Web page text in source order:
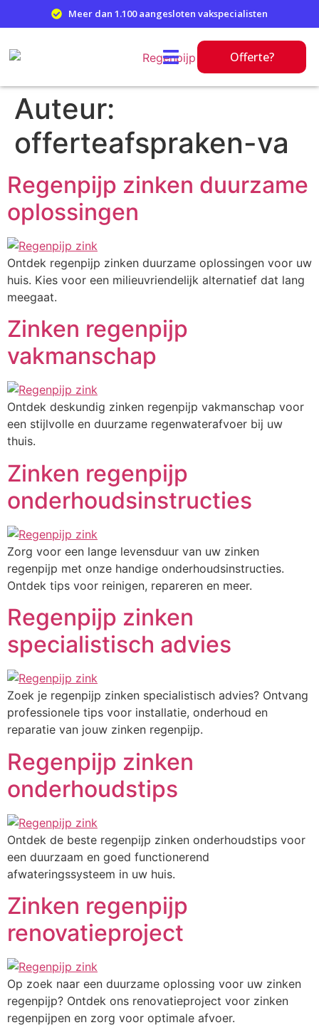
Meer dan 1.100 aangesloten vakspecialisten
Offerte?
Auteur:
offerteafspraken-va
Regenpijp zinken duurzame
oplossingen
Ontdek regenpijp zinken duurzame oplossingen voor uw
huis. Kies voor een milieuvriendelijk alternatief dat lang
meegaat.
Zinken regenpijp
vakmanschap
Ontdek deskundig zinken regenpijp vakmanschap voor
een stijlvolle en duurzame regenwaterafvoer bij uw
thuis.
Zinken regenpijp
onderhoudsinstructies
Zorg voor een lange levensduur van uw zinken
regenpijp met onze handige onderhoudsinstructies.
Ontdek tips voor reinigen, repareren en meer.
Regenpijp zinken
specialistisch advies
Zoek je regenpijp zinken specialistisch advies? Ontvang
professionele tips voor installatie, onderhoud en
reparatie van jouw zinken regenpijp.
Regenpijp zinken
onderhoudstips
Ontdek de beste regenpijp zinken onderhoudstips voor
een duurzaam en goed functionerend
afwateringssysteem in uw huis.
Zinken regenpijp
renovatieproject
Op zoek naar een duurzame oplossing voor uw zinken
regenpijp? Ontdek ons renovatieproject voor zinken
regenpijpen en zorg voor optimale afvoer.